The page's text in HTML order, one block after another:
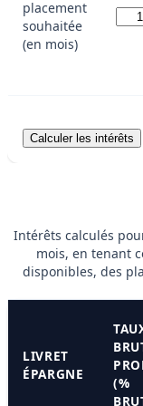
placement
souhaitée
(en mois)
Intérêts calculés
mois, en tenant
disponibles, des
LIVRET
ÉPARGNE
(%